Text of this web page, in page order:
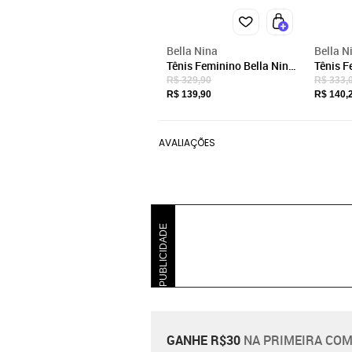
Bella Nina
Tênis Feminino Bella Nina
Couro Casual Confortável
Moderno Caminhada
R$ 329,90
R$ 139,90
Bella
Tênis
Couro
Estilo
R$
R$
AVALIAÇÕES
PUBLICIDADE
GANHE R$30 NA PRIMEIRA